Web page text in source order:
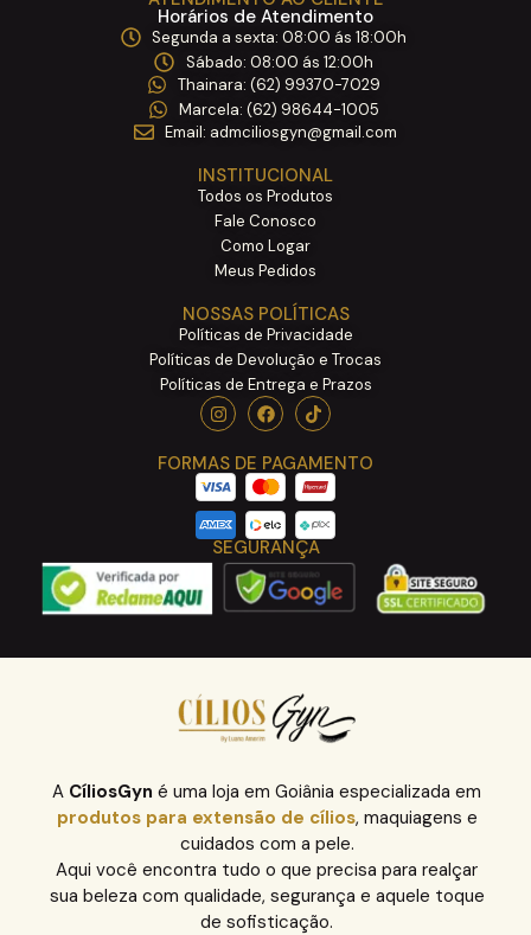
Horários de Atendimento
Segunda a sexta: 08:00 ás 18:00h ​
Sábado: 08:00 ás 12:00h ​
Thainara: (62) 99370-7029 ​
Marcela: (62) 98644-1005 ​
Email: admciliosgyn@gmail.com
INSTITUCIONAL
Todos os Produtos
Fale Conosco
Como Logar
Meus Pedidos
NOSSAS POLÍTICAS
Políticas de Privacidade
Políticas de Devolução e Trocas
Políticas de Entrega e Prazos
FORMAS DE PAGAMENTO
SEGURANÇA
A CíliosGyn é uma loja em Goiânia especializada em
produtos para extensão de cílios, maquiagens e
cuidados com a pele.
Aqui você encontra tudo o que precisa para realçar
sua beleza com qualidade, segurança e aquele toque
de sofisticação.